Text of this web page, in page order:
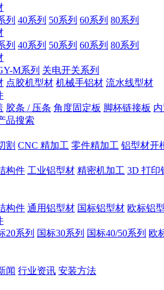
列 40系列 50系列 60系列 80系列
列 40系列 50系列 60系列 80系列
M系列 关电开关系列
点胶机型材 机械手铝材 流水线型材
胶条 / 压条 角度固定板 脚杯链接板
品搜索
割 CNC 精加工 零件精加工 铝型材开
构件 工业铝型材 精密机加工 3D 打印
构件 通用铝型材 国标铝型材 欧标铝
20系列 国标30系列 国标40/50系列 欧
闻 行业资讯 安装方法